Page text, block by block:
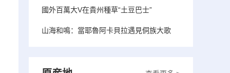
國外百萬大V在貴州種草“土豆巴士”
山海和鳴：當耶魯阿卡貝拉遇見侗族大歌